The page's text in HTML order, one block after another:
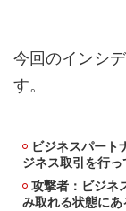
今回のインシ
す。
ビジネスパート
ジネス取引を行っ
攻撃者：ビジネ
み取れる状態にあ